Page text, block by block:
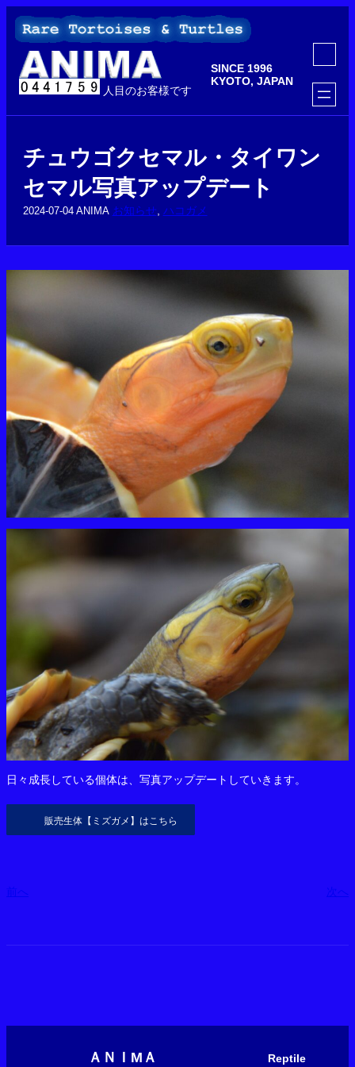
を
人目のお客様です
SINCE 1996
KYOTO, JAPAN
ア
コ
ン
リ
ン
ク
チュウゴクセマル・タイワン
セマル写真アップデート
2024-07-04 ANIMA お知らせ ハコガメ
日々成長している個体は、写真アップデートしていきます。
販売生体【ミズガメ】はこちら
前へ 次へ
ＡＮＩМＡ Reptile